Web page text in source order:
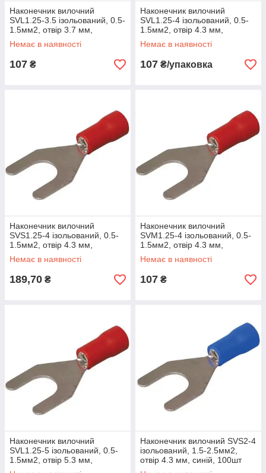
Наконечник вилочний
SVL1.25-3.5 ізольований, 0.5-
1.5мм2, отвір 3.7 мм,
червоний, 100шт
Немає в наявності
107 ₴
Наконечник вилочний
SVL1.25-4 ізольований, 0.5-
1.5мм2, отвір 4.3 мм,
червоний, 100шт
Немає в наявності
107 ₴/упаковка
Наконечник вилочний
SVS1.25-4 ізольований, 0.5-
1.5мм2, отвір 4.3 мм,
червоний, 100шт
Немає в наявності
189,70 ₴
Наконечник вилочний
SVM1.25-4 ізольований, 0.5-
1.5мм2, отвір 4.3 мм,
червоний, 100шт
Немає в наявності
107 ₴
Наконечник вилочний
SVL1.25-5 ізольований, 0.5-
1.5мм2, отвір 5.3 мм,
червоний, 100шт
Наконечник вилочний SVS2-4
ізольований, 1.5-2.5мм2,
отвір 4.3 мм, синій, 100шт